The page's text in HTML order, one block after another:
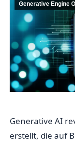
Generative Engine
Generative AI
erstellt, die auf